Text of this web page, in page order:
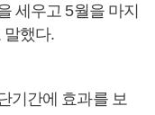
세우고 5월을 마지
말했다.
기간에 효과를 보